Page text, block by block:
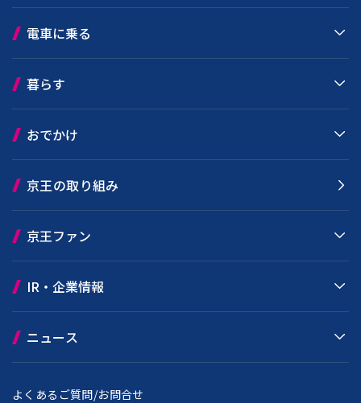
電車に乗る
暮らす
おでかけ
京王の取り組み
京王ファン
IR・企業情報
ニュース
よくあるご質問/お問合せ